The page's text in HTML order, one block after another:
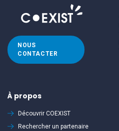
NOUS
CONTACTER
À propos
Découvrir COEXIST
Rechercher un partenaire